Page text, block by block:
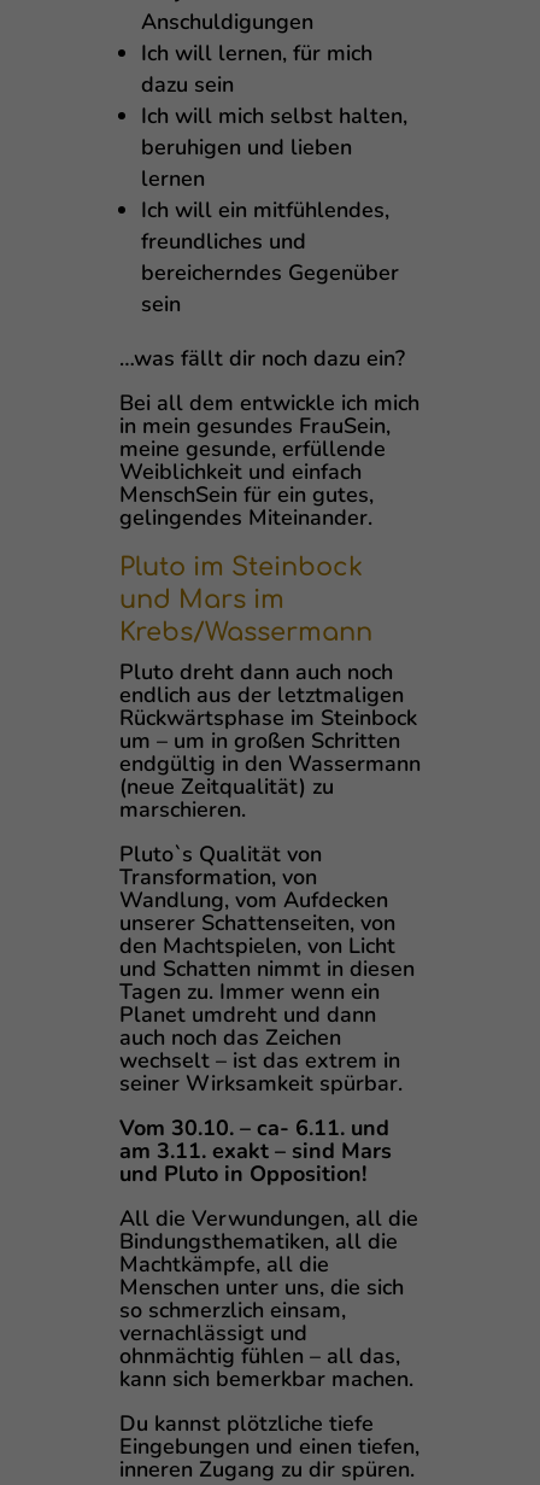
Anschuldigungen
Ich will lernen, für mich
dazu sein
Ich will mich selbst halten,
beruhigen und lieben
lernen
Ich will ein mitfühlendes,
freundliches und
bereicherndes Gegenüber
sein
…was fällt dir noch dazu ein?
Bei all dem entwickle ich mich
in mein gesundes FrauSein,
meine gesunde, erfüllende
Weiblichkeit und einfach
MenschSein für ein gutes,
gelingendes Miteinander.
Pluto im Steinbock
und Mars im
Krebs/Wassermann
Pluto dreht dann auch noch
endlich aus der letztmaligen
Rückwärtsphase im Steinbock
um – um in großen Schritten
endgültig in den Wassermann
(neue Zeitqualität) zu
marschieren.
Pluto`s Qualität von
Transformation, von
Wandlung, vom Aufdecken
unserer Schattenseiten, von
den Machtspielen, von Licht
und Schatten nimmt in diesen
Tagen zu. Immer wenn ein
Planet umdreht und dann
auch noch das Zeichen
wechselt – ist das extrem in
seiner Wirksamkeit spürbar.
Vom 30.10. – ca- 6.11. und
am 3.11. exakt – sind Mars
und Pluto in Opposition!
All die Verwundungen, all die
Bindungsthematiken, all die
Machtkämpfe, all die
Menschen unter uns, die sich
so schmerzlich einsam,
vernachlässigt und
ohnmächtig fühlen – all das,
kann sich bemerkbar machen.
Du kannst plötzliche tiefe
Eingebungen und einen tiefen,
inneren Zugang zu dir spüren.